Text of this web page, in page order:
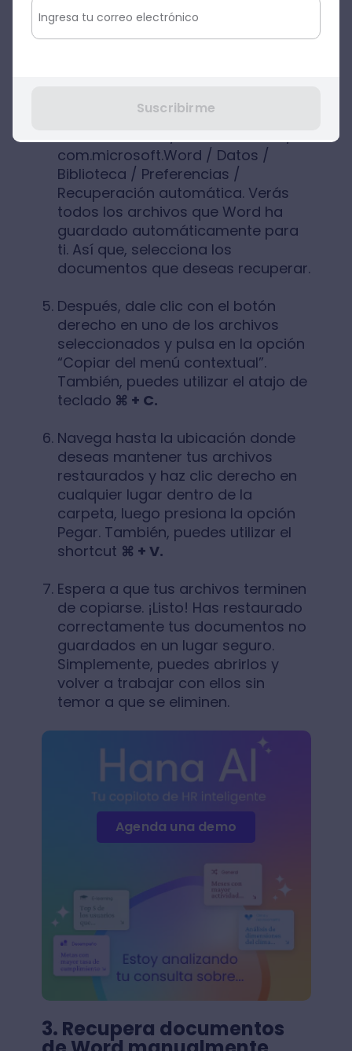
Alternativamente, haz clic en la
opción Ir del encabezado y
Pega en la siguiente ruta y pulsa
Intro: Biblioteca / Contenedores /
com.microsoft.Word / Datos /
Biblioteca / Preferencias /
Recuperación automática. Verás
todos los archivos que Word ha
guardado automáticamente para
ti. Así que, selecciona los
documentos que deseas recuperar.
Después, dale clic con el botón
derecho en uno de los archivos
seleccionados y pulsa en la opción
“Copiar del menú contextual”.
También, puedes utilizar el atajo de
teclado ⌘ + C.
Navega hasta la ubicación donde
deseas mantener tus archivos
restaurados y haz clic derecho en
cualquier lugar dentro de la
carpeta, luego presiona la opción
Pegar. También, puedes utilizar el
shortcut ⌘ + V.
Espera a que tus archivos terminen
de copiarse. ¡Listo! Has restaurado
correctamente tus documentos no
guardados en un lugar seguro.
Simplemente, puedes abrirlos y
volver a trabajar con ellos sin
temor a que se eliminen.
Agenda una demo
3. Recupera documentos
Suscribirme